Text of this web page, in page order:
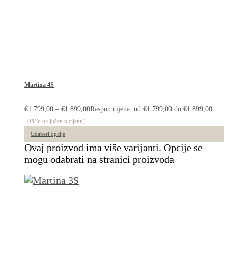
Martina 4S
€1.799,00 – €1.899,00Raspon cijena: od €1.799,00 do €1.899,00
(PDV uključen u cijenu)
Odaberi opcije
Ovaj proizvod ima više varijanti. Opcije se
mogu odabrati na stranici proizvoda